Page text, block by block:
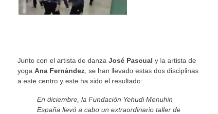
Junto con el artista de danza José Pascual y la artista de
yoga Ana Fernández, se han llevado estas dos disciplinas
a este centro y este ha sido el resultado:
En diciembre, la Fundación Yehudi Menuhin
España llevó a cabo un extraordinario taller de